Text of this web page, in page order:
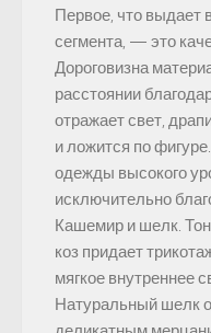
Первое, что выдает
сегмента, — это
Дороговизна
расстоянии
отражает свет,
и ложится по
одежды высокого
исключительно
Кашемир и шелк.
коз придает
мягкое внутреннее
Натуральный шелк